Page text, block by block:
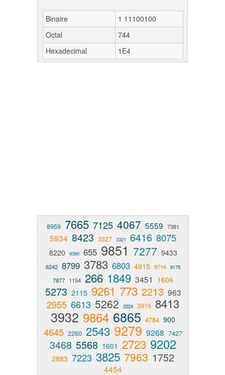
Binaire
1 11100100
Octal
744
Hexadecimal
1E4
8959 7665 7125 4067 5559 7381
5934 8423 3327 3321 6416 8075
8220 9390 655 9851 7277 9433
6242 8799 3783 6803 4915 9714 8175
7877 1154 266 1849 3451 1606
5273 2115 9261 773 2213 963
2955 6613 5262 2224 3916 8413
3932 9864 6865 4784 900
4645 2260 2543 9279 9268 7427
3468 5568 1601 2723 9202
2883 7223 3825 7963 1752
4454